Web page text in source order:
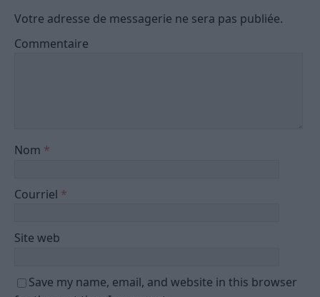
Votre adresse de messagerie ne sera pas publiée.
Commentaire
Nom *
Courriel *
Site web
Save my name, email, and website in this browser